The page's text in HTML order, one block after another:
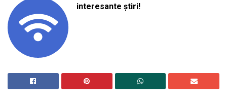
interesante știri!